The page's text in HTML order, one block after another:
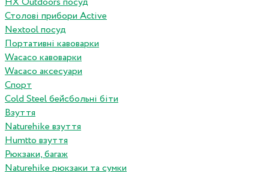
Столові прибори Active
Nextool посуд
Портативні кавоварки
Wacaco кавоварки
Wacaco аксесуари
Спорт
Cold Steel бейсбольні біти
Взуття
Naturehike взуття
Humtto взуття
Рюкзаки, багаж
Naturehike рюкзаки та сумки